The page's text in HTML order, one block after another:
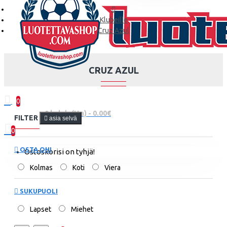
0
0 kohde(tta) - 0.00€
0
Ostoskorisi on tyhjä!
Klubeille
Cruz Azul
CRUZ AZUL
FILTER asia selvä
OSTA OHI
Kolmas Koti Viera
SUKUPUOLI
Lapset Miehet